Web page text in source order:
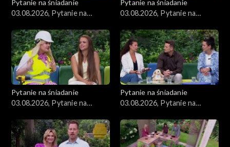
Pytanie na śniadanie
03.08.2026, Pytanie na
Pytanie na śniadanie
03.08.2026, Pytanie na
Pytanie na śniadanie
03.08.2026, Pytanie na
Pytanie na śniadanie
03.08.2026, Pytanie na